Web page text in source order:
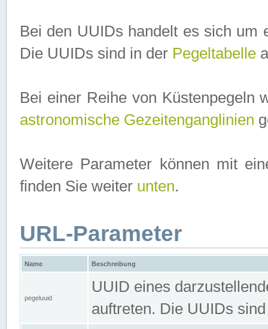
Bei den UUIDs handelt es sich um
Die UUIDs sind in der Pegeltabelle
Bei einer Reihe von Küstenpegeln
astronomische Gezeitenganglinien
Weitere Parameter können mit
finden Sie weiter unten.
URL-Parameter
Name Beschreibung
pegeluuid
UUID eines
auftreten. Die UUIDs